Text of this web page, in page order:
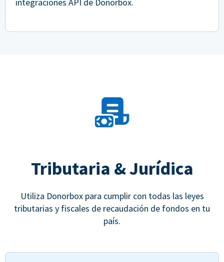
Tributaria & Jurídica
Utiliza Donorbox para cumplir con todas las leyes
tributarias y fiscales de recaudación de fondos en tu
país.